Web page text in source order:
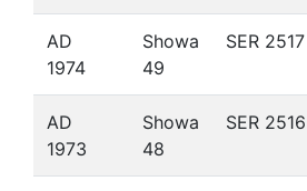
AD
1974
Showa
49
SER 2517
AD
1973
Showa
48
SER 2516